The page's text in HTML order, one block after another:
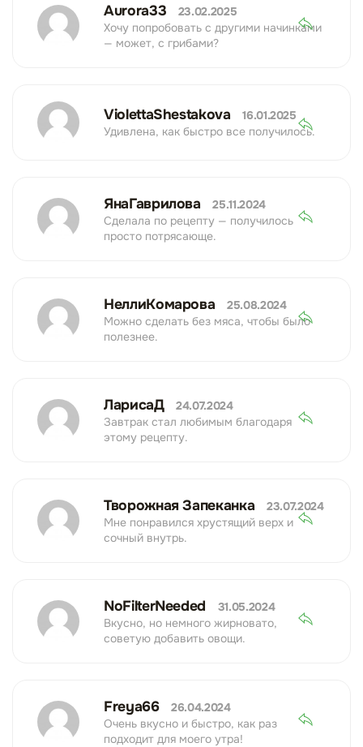
Aurora33
23.02.2025
Хочу попробовать с другими начинками
— может, с грибами?
ViolettaShestakova
16.01.2025
Удивлена, как быстро все получилось.
ЯнаГаврилова
25.11.2024
Сделала по рецепту — получилось
просто потрясающе.
НеллиКомарова
25.08.2024
Можно сделать без мяса, чтобы было
полезнее.
ЛарисаД
24.07.2024
Завтрак стал любимым благодаря
этому рецепту.
Творожная Запеканка
23.07.2024
Мне понравился хрустящий верх и
сочный внутрь.
NoFilterNeeded
31.05.2024
Вкусно, но немного жирновато,
советую добавить овощи.
Freya66
26.04.2024
Очень вкусно и быстро, как раз
подходит для моего утра!